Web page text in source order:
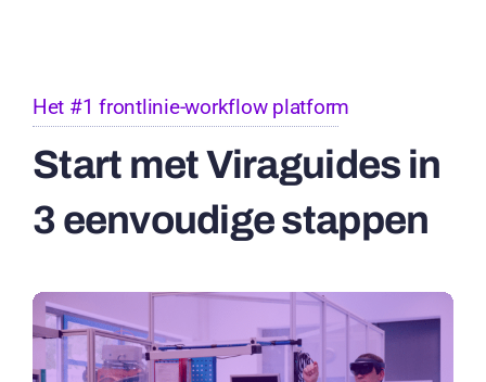
Het #1 frontlinie-workflow platform
Start met Viraguides in
3 eenvoudige stappen